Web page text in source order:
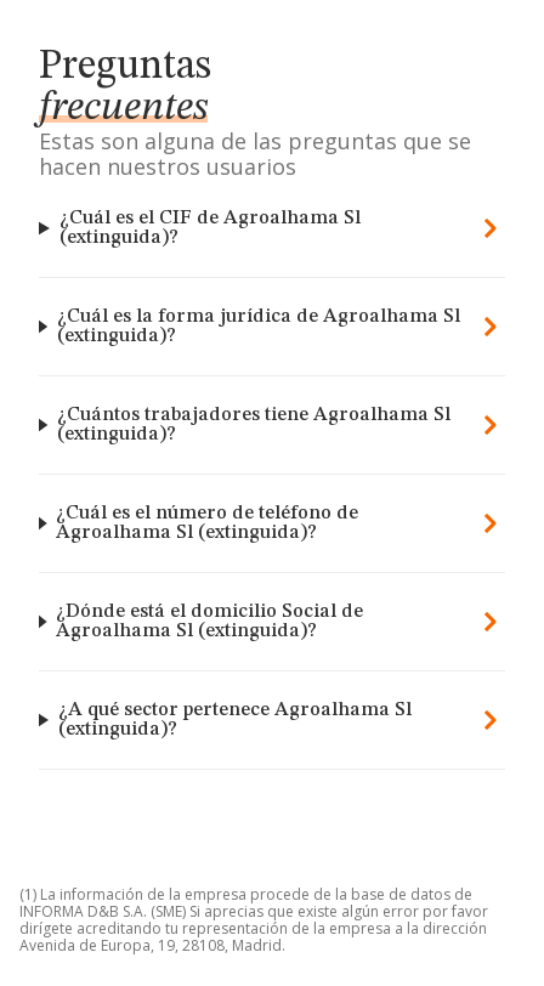
Preguntas
frecuentes
Estas son alguna de las preguntas que se
hacen nuestros usuarios
¿Cuál es el CIF de Agroalhama Sl
(extinguida)?
¿Cuál es la forma jurídica de Agroalhama Sl
(extinguida)?
¿Cuántos trabajadores tiene Agroalhama Sl
(extinguida)?
¿Cuál es el número de teléfono de
Agroalhama Sl (extinguida)?
¿Dónde está el domicilio Social de
Agroalhama Sl (extinguida)?
¿A qué sector pertenece Agroalhama Sl
(extinguida)?
(1) La información de la empresa procede de la base de datos de
INFORMA D&B S.A. (SME) Si aprecias que existe algún error por favor
dirígete acreditando tu representación de la empresa a la dirección
Avenida de Europa, 19, 28108, Madrid.